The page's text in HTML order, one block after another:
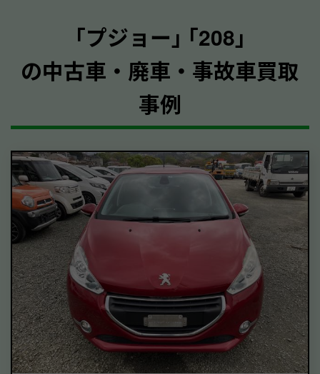
｢プジョー｣ ｢208｣
の中古車・廃車・事故車買取
事例